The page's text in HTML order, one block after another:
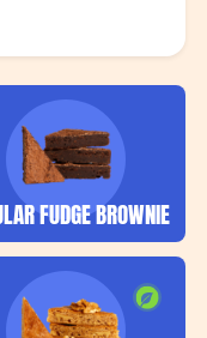
FUDGE BROWNIE